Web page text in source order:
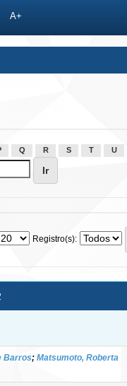
A+
Q R S T U
Registro(s):
Barros; Matsumoto, Roberta